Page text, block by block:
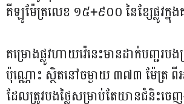
គីឡូម៉ែត្រលេខ ១៥+៩០០ នៃខ្សែផ្លូវក្នុ
គម្រោងផ្លូវហាយវ៉េនេះមានដាក់បញ្ជរបង
ប៉ុណ្ណោះ ស្ថិតនៅចម្ងាយ ៣៧៣ ម៉ែត្រ ពី
ដែលត្រូវបងថ្លៃសម្រាប់តែយានជំនិះច